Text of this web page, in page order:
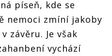
píseň, kde se
nemoci zmíní jakoby
závěru. Je však
vychází